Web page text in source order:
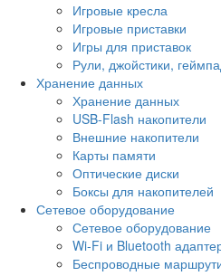
Игровые кресла
Игровые приставки
Игры для приставок
Рули, джойстики,
Хранение данных
Хранение данных
USB-Flash накопители
Внешние накопители
Карты памяти
Оптические диски
Боксы для накопителей
Сетевое оборудование
Сетевое оборудование
Wi-Fi и Bluetooth
Беспроводные